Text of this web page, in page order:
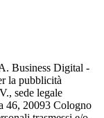
Business Digital -
la pubblicità
sede legale
46, 20093 Cologno